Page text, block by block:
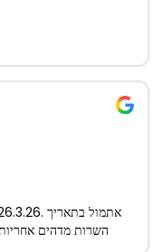
השרות מדהים